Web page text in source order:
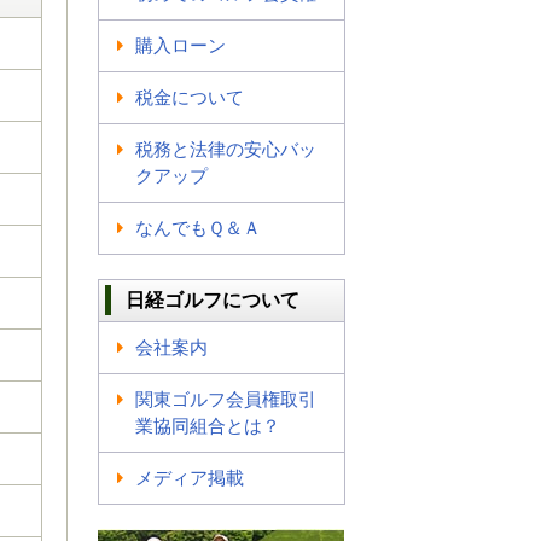
購入ローン
税金について
税務と法律の安心バッ
クアップ
なんでもＱ＆Ａ
日経ゴルフについて
会社案内
関東ゴルフ会員権取引
業協同組合とは？
メディア掲載